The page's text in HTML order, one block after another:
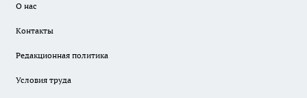
О нас
Контакты
Редакционная политика
Условия труда